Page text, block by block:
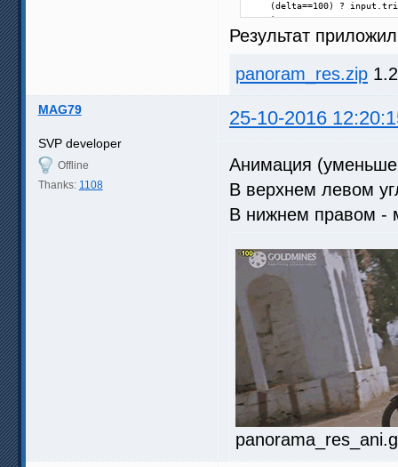
(delta==100) ?
    input
    return last
Результат
panoram_res.zip
MAG79 25-10-2016
SVP developer
Offline
Thanks: 1108
Анимация
В верхнем левом
В нижнем правом -